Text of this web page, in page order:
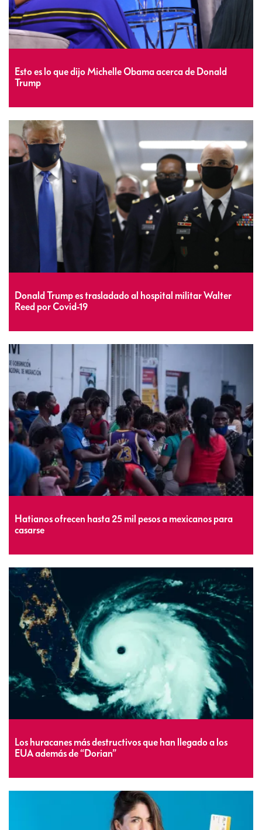
Esto es lo que dijo Michelle Obama acerca de Donald
Trump
Donald Trump es trasladado al hospital militar Walter
Reed por Covid-19
Hatianos ofrecen hasta 25 mil pesos a mexicanos para
casarse
Los huracanes más destructivos que han llegado a los
EUA además de “Dorian”